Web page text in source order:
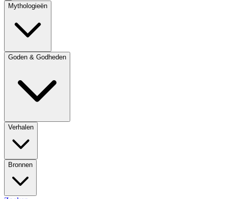
Mythologieën
Goden & Godheden
Verhalen
Bronnen